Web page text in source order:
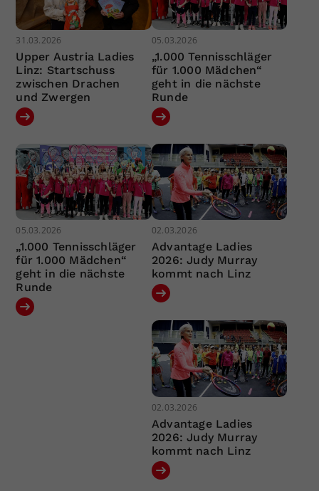
31.03.2026
Upper Austria Ladies
Linz: Startschuss
zwischen Drachen
und Zwergen
05.03.2026
„1.000 Tennisschläger
für 1.000 Mädchen“
geht in die nächste
Runde
05.03.2026
„1.000 Tennisschläger
für 1.000 Mädchen“
geht in die nächste
Runde
02.03.2026
Advantage Ladies
2026: Judy Murray
kommt nach Linz
02.03.2026
Advantage Ladies
2026: Judy Murray
kommt nach Linz